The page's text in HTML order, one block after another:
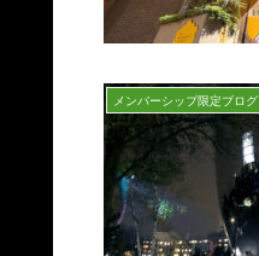
メンバーシップ限定ブログ